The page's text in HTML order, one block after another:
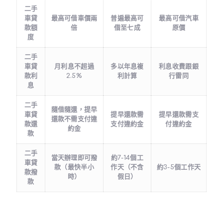
二手
車貸
款額
度
最高可借車價兩
倍
普遍最高可
借至七成
最高可借汽車
原價
二手
車貸
款利
息
月利息不超過
2.5%
多以年息複
利計算
利息收費跟銀
行雷同
二手
車貸
款還
款
隨借隨還，提早
還款不需支付違
約金
提早還款需
支付違約金
提早還款需支
付違約金
二手
車貸
款撥
款
當天辦理即可撥
款（最快半小
時）
約7-14個工
作天（不含
假日）
約3-5個工作天